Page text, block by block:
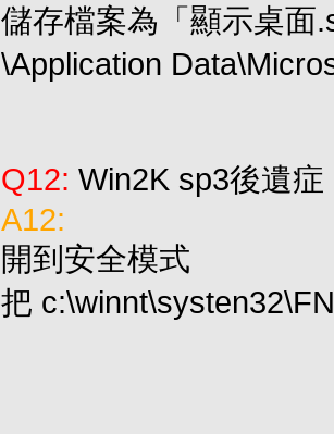
儲存檔案為「顯示桌面
\Application
Q12: Win2K sp3後遺
A12:
開到安全模式
把